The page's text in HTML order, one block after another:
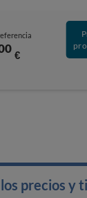
€
precios y